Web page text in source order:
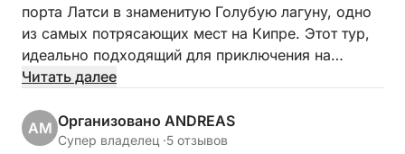
порта Латси в знаменитую Голубую лагуну, одно
из самых потрясающих мест на Кипре. Этот тур,
идеально подходящий для приключения на
полдня, предлагает сочетание живописной
купания в одном из самых востребованных мест
Средиземноморья.
Читать далее
AM Организовано ANDREAS
Супер владелец ·5 отзывов